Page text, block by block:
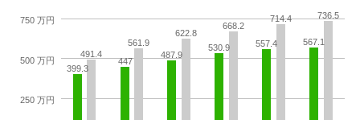
399.3
447
487.9
530.9 557.4
567.1
491.4
561.9
622.8
668.2
714.4 736.5
250 万円
500 万円
750 万円